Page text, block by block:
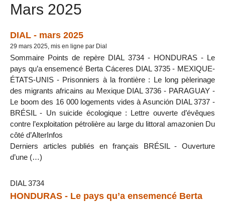
Mars 2025
DIAL - mars 2025
29 mars 2025, mis en ligne par Dial
Sommaire Points de repère DIAL 3734 - HONDURAS - Le
pays qu’a ensemencé Berta Cáceres DIAL 3735 - MEXIQUE-
ÉTATS-UNIS - Prisonniers à la frontière : Le long pèlerinage
des migrants africains au Mexique DIAL 3736 - PARAGUAY -
Le boom des 16 000 logements vides à Asunción DIAL 3737 -
BRÉSIL - Un suicide écologique : Lettre ouverte d’évêques
contre l’exploitation pétrolière au large du littoral amazonien Du
côté d’AlterInfos
Derniers articles publiés en français BRÉSIL - Ouverture
d’une (…)
DIAL 3734
HONDURAS - Le pays qu’a ensemencé Berta